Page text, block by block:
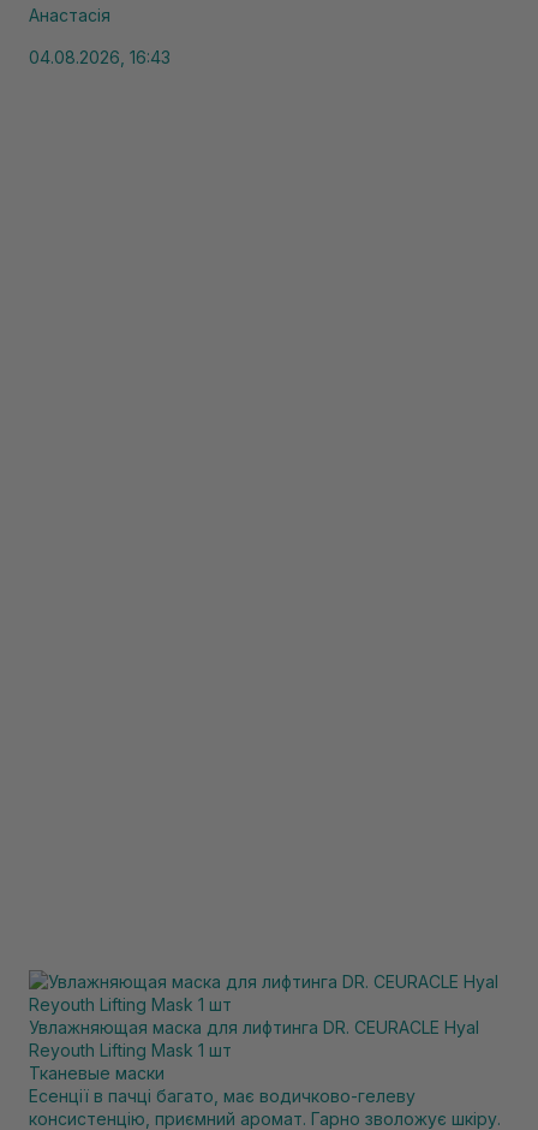
Анастасія
04.08.2026, 16:43
Увлажняющая маска для лифтинга DR. CEURACLE Hyal
Reyouth Lifting Mask 1 шт
Тканевые маски
Есенції в пачці багато, має водичково-гелеву
консистенцію, приємний аромат. Гарно зволожує шкіру.